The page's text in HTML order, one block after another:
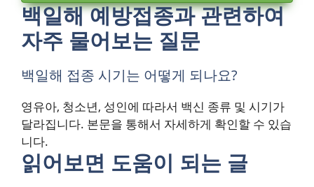
백일해 예방접종과 관련하여
자주 물어보는 질문
백일해 접종 시기는 어떻게 되나요?
영유아, 청소년, 성인에 따라서 백신 종류 및 시기가
달라집니다. 본문을 통해서 자세하게 확인할 수 있습
니다.
읽어보면 도움이 되는 글